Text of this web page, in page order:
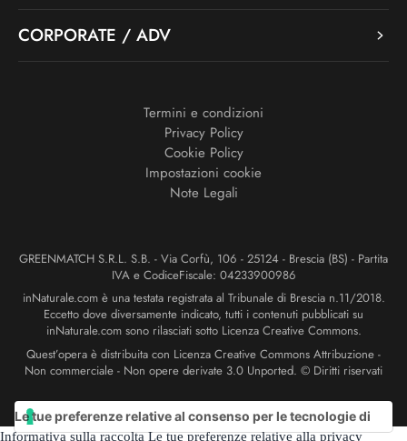
CORPORATE / ADV
Termini e condizioni
Privacy Policy
Cookie Policy
Impostazioni cookie
Note Legali
GREENMATCH S.R.L. S.B. - Via Corfù, 106 - 25124 - Brescia (BS) - Partita
IVA e CodiceFiscale: 04233900986
inNaturale.com è una testata registrata al Tribunale di Brescia n.11/2018.
Eccetto dove diversamente indicato, tutti i contenuti pubblicati su
inNaturale.com sono rilasciati sotto Licenza Creative Commons.
Quest’opera è distribuita con Licenza Creative Commons Attribuzione -
Non commerciale - Non opere derivate 3.0 Unported. © Diritti riservati
Informativa sulla raccolta Le tue preferenze relative alla privacy
Le tue preferenze relative al consenso per le tecnologie di